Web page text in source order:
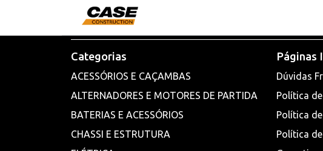
Categorias
ACESSÓRIOS E CAÇAMBAS
ALTERNADORES E MOTORES DE PARTIDA
BATERIAS E ACESSÓRIOS
CHASSI E ESTRUTURA
Páginas
Dúvidas
Política
Política
Política